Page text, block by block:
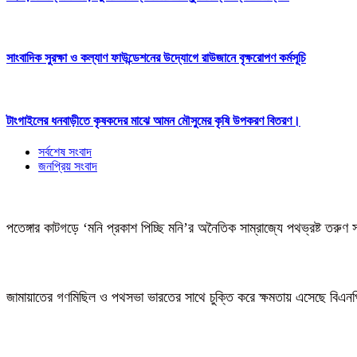
সাংবাদিক সুরক্ষা ও কল্যাণ ফাউন্ডেশনের উদ্যোগে রাউজানে বৃক্ষরোপণ কর্মসূচি
টাংগাইলের ধনবাড়ীতে কৃষকদের মাঝে আমন মৌসুমের কৃষি উপকরণ বিতরণ।
সর্বশেষ সংবাদ
জনপ্রিয় সংবাদ
পতেঙ্গার কাটগড়ে ‘মনি প্রকাশ পিচ্ছি মনি’র অনৈতিক সাম্রাজ্যে পথভ্রষ্ট তরুণ
জামায়াতের গণমিছিল ও পথসভা ভারতের সাথে চুক্তি করে ক্ষমতায় এসেছে